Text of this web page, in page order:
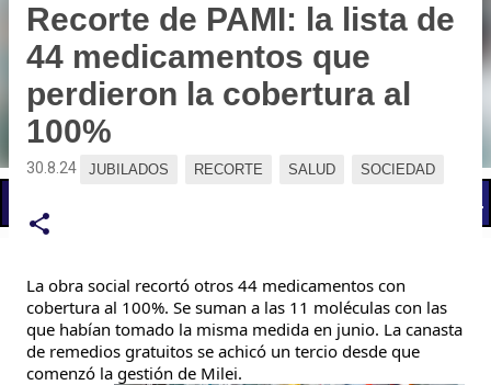
Recorte de PAMI: la lista de
44 medicamentos que
perdieron la cobertura al
100%
30.8.24 JUBILADOS RECORTE SALUD SOCIEDAD
La obra social recortó otros 44 medicamentos con
cobertura al 100%. Se suman a las 11 moléculas con las
que habían tomado la misma medida en junio. La canasta
de remedios gratuitos se achicó un tercio desde que
comenzó la gestión de Milei.